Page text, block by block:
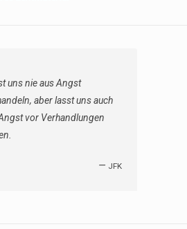
uns nie aus Angst
aber lasst uns auch
vor Verhandlungen
— JFK